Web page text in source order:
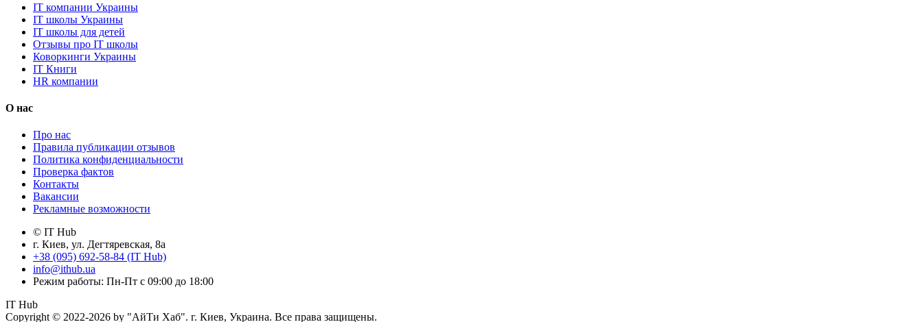
IT компании Украины
IT школы Украины
IT школы для детей
Отзывы про IT школы
Коворкинги Украины
IT Книги
HR компании
О нас
Про нас
Правила публикации отзывов
Политика конфиденциальности
Проверка фактов
Контакты
Вакансии
Рекламные возможности
© IT Hub
г. Киев, ул. Дегтяревская, 8а
+38 (095) 692-58-84 (IT Hub)
info@ithub.ua
Режим работы: Пн-Пт с 09:00 до 18:00
IT Hub
Copyright © 2022-2026 by "АйТи Хаб". г. Киев, Украина. Все права защищены.